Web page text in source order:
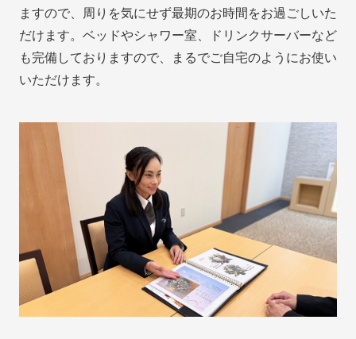
ますので、周りを気にせず最期のお時間をお過ごしいた
だけます。ベッドやシャワー室、ドリンクサーバーなど
も完備しておりますので、まるでご自宅のようにお使い
いただけます。